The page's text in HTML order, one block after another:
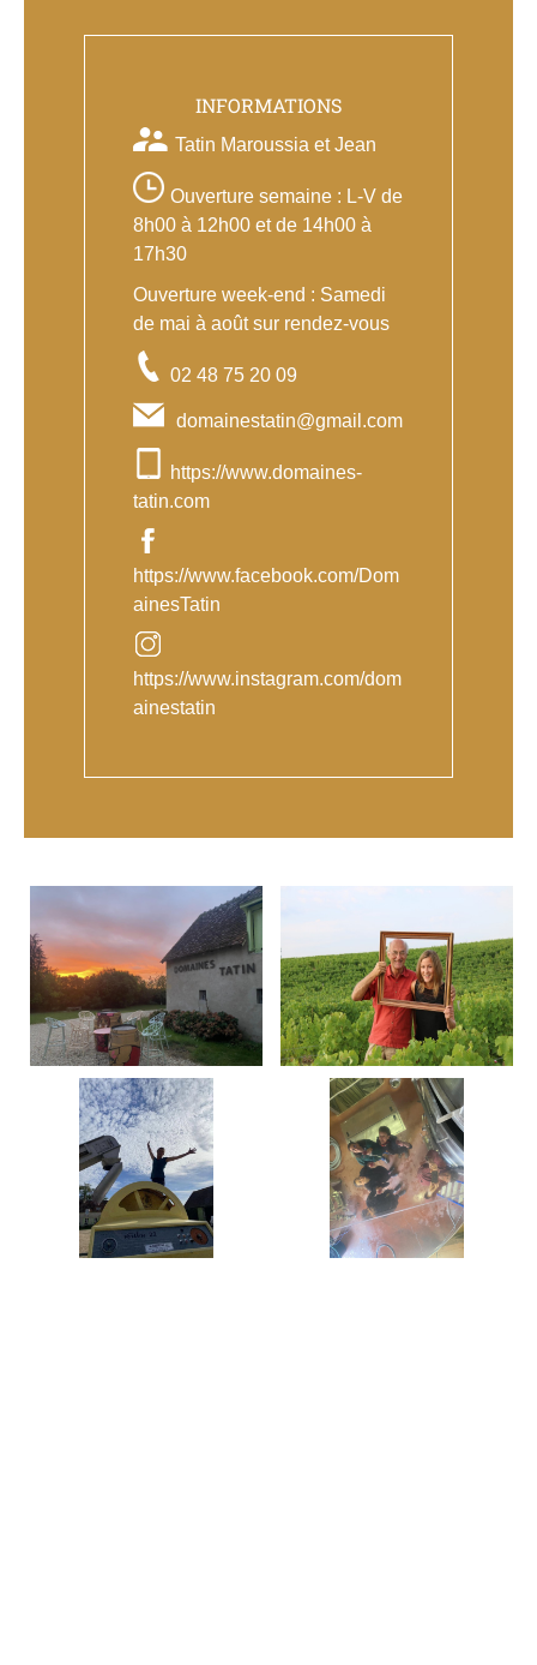
INFORMATIONS
Tatin Maroussia et Jean
Ouverture semaine : L-V de
8h00 à 12h00 et de 14h00 à
17h30
Ouverture week-end : Samedi
de mai à août sur rendez-vous
02 48 75 20 09
domainestatin@gmail.com
https://www.domaines-
tatin.com
https://www.facebook.com/Dom
ainesTatin
https://www.instagram.com/dom
ainestatin